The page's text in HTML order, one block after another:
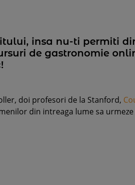
insa nu-ti permiti
de gastronomie
doi profesori de la Stanford,
din intreaga lume sa